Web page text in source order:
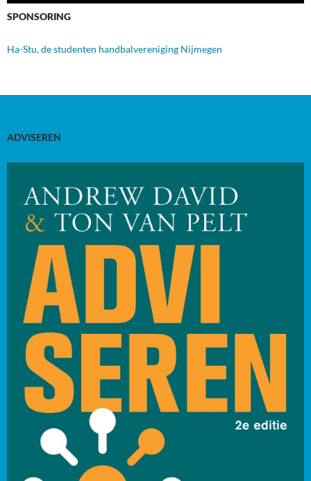
SPONSORING
Ha-Stu, de studenten handbalvereniging Nijmegen
ADVISEREN